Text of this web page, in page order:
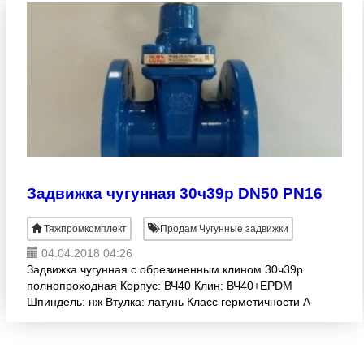
Задвижка чугунная 30ч39р DN50 PN16
Тяжпромкомплект Продам Чугунные задвижки
04.04.2018 04:26
Задвижка чугунная с обрезиненным клином 30ч39р
полнопроходная Корпус: ВЧ40 Клин: ВЧ40+EPDM
Шпиндель: нж Втулка: латунь Класс герметичности А